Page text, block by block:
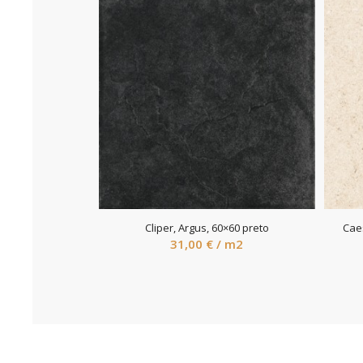
Cliper, Argus, 60×60 preto
31,00 € / m2